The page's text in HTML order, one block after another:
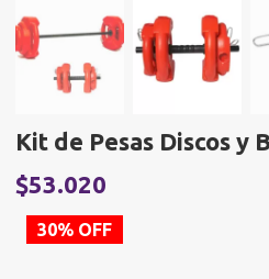
Kit de Pesas Discos y
El
precio
original
$53.020
30% OFF